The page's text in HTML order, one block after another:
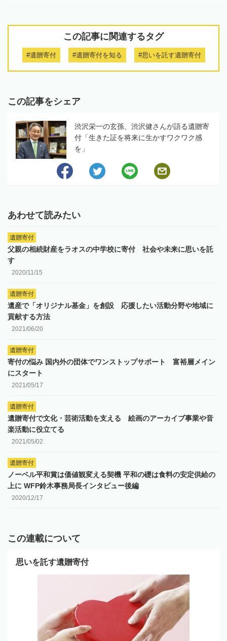
この記事に関連するタグ
#遺贈寄付 #遺贈寄付を知る #思いを託す遺贈寄付
この記事をシェア
渋沢栄一の玄孫、渋沢健さんが語る遺贈寄
付「生きた証を将来に生かすワクワク感
を」
あわせて読みたい
遺贈寄付
父親の相続財産をラオスの中学校に寄付 社会や未来に思いを託
す
2020/11/15
遺贈寄付
遺産で「オリジナル基金」を創設 応援したい活動分野や地域に
貢献する方法
2021/06/20
遺贈寄付
寄付の悩み 国内外の団体でワンストップサポート 富裕層メイン
にスタート
2021/05/17
遺贈寄付
遺贈寄付で文化・芸術活動を支える 絵画のアーカイブ事業や音
楽活動に役立てる
2021/05/02
遺贈寄付
ノーベル平和賞は価値観変える契機 平和の礎は食料の安定供給の
上に WFP鈴木事務局長インタビュー後編
2020/12/17
この連載について
思いを託す遺贈寄付